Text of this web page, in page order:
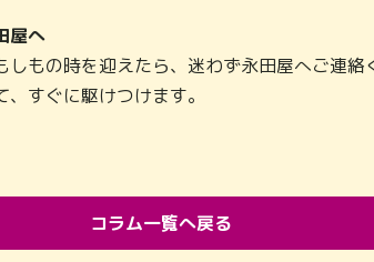
屋へ
もの時を迎えたら、迷わず永田屋へご連
すぐに駆けつけます。
コラム一覧へ戻る